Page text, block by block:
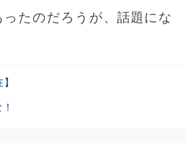
たのだろうが、話題にな